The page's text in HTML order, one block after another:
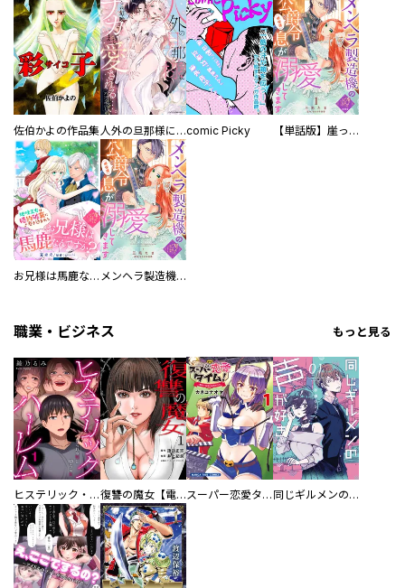
佐伯かよの作品集 人外の旦那様に娶られ毎晩ナカまで愛される…。アンソロジーcomic Picky 【単話版】崖っぷち令嬢ですが、意地と策略で幸せになります！シリーズ
お兄様は馬鹿なんですか？～地味王女は婚約破棄に巻き込まれる～ メンヘラ製造機の公爵令息（過保護）が溺愛してきます
職業・ビジネス もっと見る
ヒステリック・ハーレム～搾られる男と堕ちる女～【電子単行本版】 復讐の魔女【電子単行本版】 スーパー恋愛タイム！～現場でドＳな彼女は自宅でデレる～ 同じギルメンの声が好き